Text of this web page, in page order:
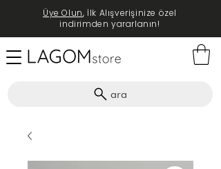
ara
Üye Olun, İlk Alışverişinize özel
indirimden yararlanın!